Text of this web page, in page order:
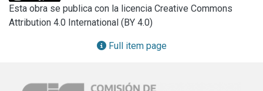
Esta obra se publica con la licencia Creative Commons
Attribution 4.0 International (BY 4.0)
Full item page